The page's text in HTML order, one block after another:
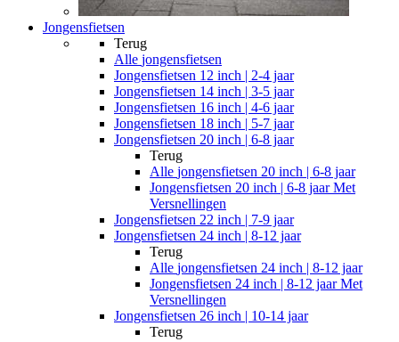
Jongensfietsen
Terug
Alle jongensfietsen
Jongensfietsen 12 inch | 2-4 jaar
Jongensfietsen 14 inch | 3-5 jaar
Jongensfietsen 16 inch | 4-6 jaar
Jongensfietsen 18 inch | 5-7 jaar
Jongensfietsen 20 inch | 6-8 jaar
Terug
Alle jongensfietsen 20 inch | 6-8 jaar
Jongensfietsen 20 inch | 6-8 jaar Met
Versnellingen
Jongensfietsen 22 inch | 7-9 jaar
Jongensfietsen 24 inch | 8-12 jaar
Terug
Alle jongensfietsen 24 inch | 8-12 jaar
Jongensfietsen 24 inch | 8-12 jaar Met
Versnellingen
Jongensfietsen 26 inch | 10-14 jaar
Terug